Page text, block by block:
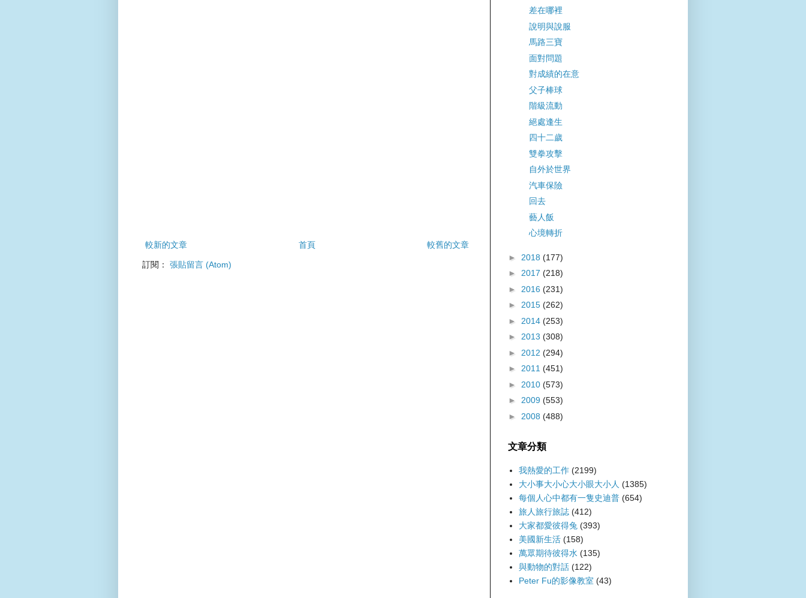
較新的文章 較舊的文章
首頁
訂閱： 張貼留言 (Atom)
差在哪裡
說明與說服
馬路三寶
面對問題
對成績的在意
父子棒球
階級流動
絕處逢生
四十二歲
雙拳攻擊
自外於世界
汽車保險
回去
藝人飯
心境轉折
► 2018 (177)
► 2017 (218)
► 2016 (231)
► 2015 (262)
► 2014 (253)
► 2013 (308)
► 2012 (294)
► 2011 (451)
► 2010 (573)
► 2009 (553)
► 2008 (488)
文章分類
我熱愛的工作 (2199)
大小事大小心大小眼大小人 (1385)
每個人心中都有一隻史迪普 (654)
旅人旅行旅誌 (412)
大家都愛彼得兔 (393)
美國新生活 (158)
萬眾期待彼得水 (135)
與動物的對話 (122)
Peter Fu的影像教室 (43)